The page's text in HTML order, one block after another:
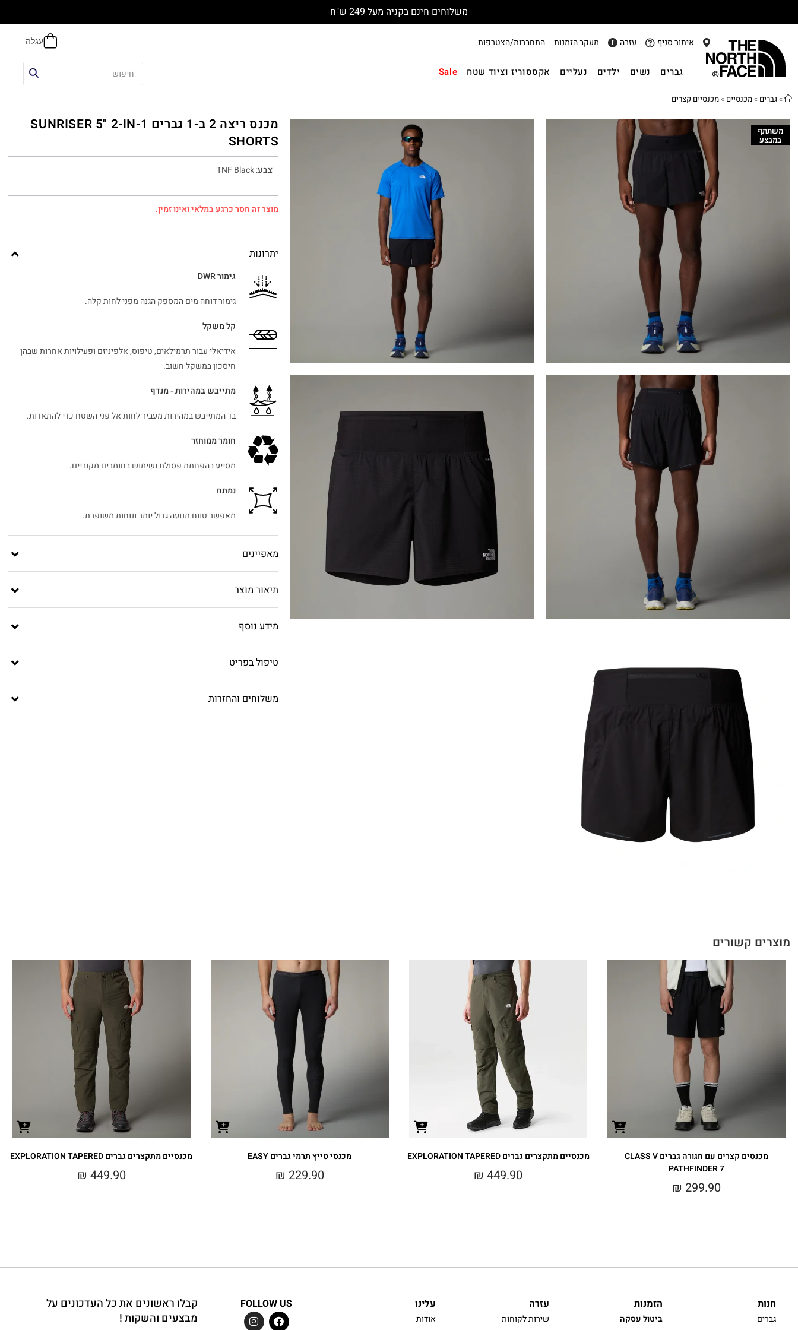
משלוחים חינם בקניה מעל 249 ש"ח
איתור סניף עזרה מעקב הזמנות התחברות/הצטרפות
גברים נשים ילדים נעליים אקססוריז וציוד שטח Sale
»גברים »מכנסיים »מכנסיים קצרים
משתתף
במבצע
מכנס ריצה 2 ב-1 גברים SUNRISER 5" 2-IN-1
SHORTS
צבע:
TNF Black
מוצר זה חסר כרגע במלאי ואינו זמין.
יתרונות
גימור DWR
גימור דוחה מים המספק הגנה מפני לחות קלה.
קל משקל
אידיאלי עבור תרמילאים, טיפוס, אלפיניזם ופעילויות אחרות שבהן
חיסכון במשקל חשוב.
מתייבש במהירות - מנדף
בד המתייבש במהירות מעביר לחות אל פני השטח כדי להתאדות.
חומר ממוחזר
מסייע בהפחתת פסולת ושימוש בחומרים מקוריים.
נמתח
מאפשר טווח תנועה גדול יותר ונוחות משופרת.
מאפיינים
תיאור מוצר
מידע נוסף
טיפול בפריט
משלוחים והחזרות
מוצרים קשורים
מכנסים קצרים עם חגורה גברים CLASS V
PATHFINDER 7
₪ 299.90
מכנסיים מתקצרים גברים EXPLORATION TAPERED
₪ 449.90
מכנסי טייץ תרמי גברים EASY
₪ 229.90
מכנסיים מתקצרים גברים EXPLORATION TAPERED
₪ 449.90
חנות
גברים
הזמנות
ביטול עסקה
עזרה
שירות לקוחות
עלינו
אודות
FOLLOW US
קבלו ראשונים את כל העדכונים על
מבצעים והשקות !